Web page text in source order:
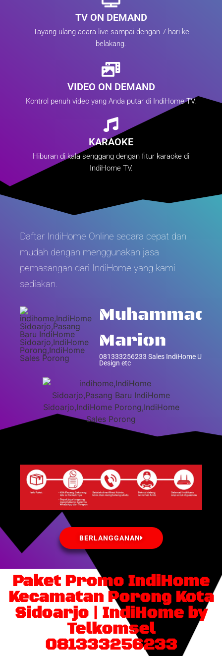
TV ON DEMAND
Tayang ulang acara live sampai dengan 7 hari ke
belakang.
VIDEO ON DEMAND
Kontrol penuh video yang Anda putar di IndiHome TV.
KARAOKE
Hiburan di kala senggang dengan fitur karaoke di
IndiHome TV.
Daftar IndiHome Online secara cepat dan
mudah dengan menggunakan jasa
pemasangan dari IndiHome yang kami
sediakan.
Muhammad
Marion
081333256233 Sales IndiHome UX
Design etc
BERLANGGANAN
Paket Promo IndiHome
Kecamatan Porong Kota
Sidoarjo | IndiHome by
Telkomsel
081333256233